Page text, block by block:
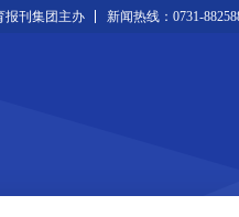
报刊集团主办 新闻热线：0731-